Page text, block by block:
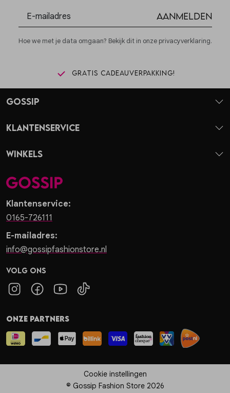
Aanmelden
Hoe we met je data omgaan? Bekijk dit in onze privacyverklaring.
Gratis cadeauverpakking!
Klantenservice:
0165-726111
E-mailadres:
info@gossipfashionstore.nl
Volg ons
Gossip
Klantenservice
Winkels
Onze partners
Cookie instellingen
© Gossip Fashion Store 2026